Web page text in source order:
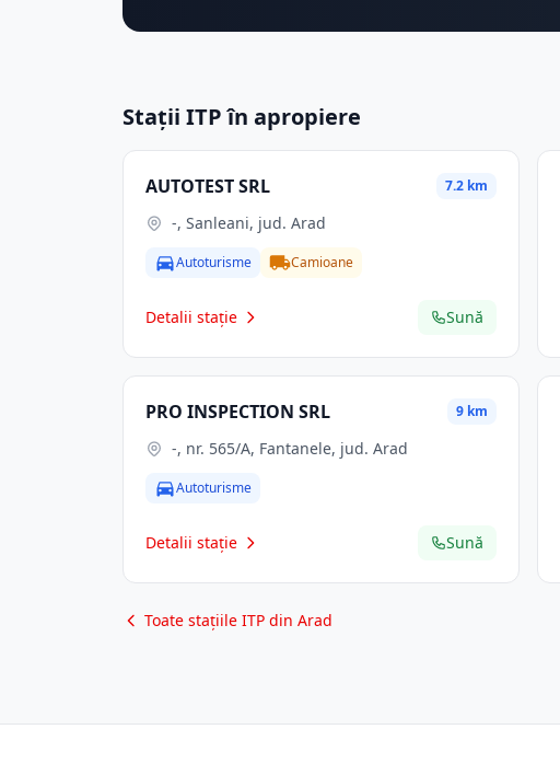
Stații ITP în apropiere
AUTOTEST SRL 7.2 km
-, Sanleani, jud. Arad
Autoturisme Camioane
Detalii stație Sună
PRO INSPECTION SRL 9 km
-, nr. 565/A, Fantanele, jud. Arad
Autoturisme
Detalii stație Sună
Toate stațiile ITP din Arad